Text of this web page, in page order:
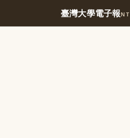
臺灣大學電子報